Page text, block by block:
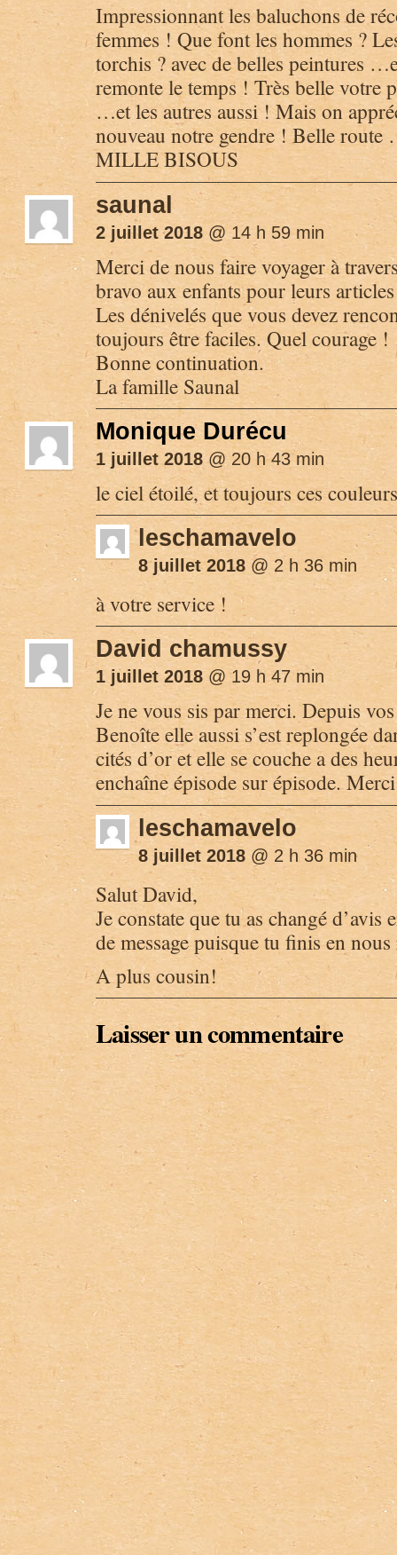
Impressionnant les baluchons de
femmes ! Que font les hommes ?
torchis ? avec de belles peintures
remonte le temps ! Très belle votre
…et les autres aussi ! Mais on
nouveau notre gendre ! Belle
MILLE BISOUS
saunal
2 juillet 2018 @ 14 h 59 min
Merci de nous faire voyager à
bravo aux enfants pour leurs
Les dénivelés que vous devez
toujours être faciles. Quel courage !
Bonne continuation.
La famille Saunal
Monique Durécu
1 juillet 2018@ 20 h 43 min
le ciel étoilé, et toujours ces
leschamavelo
8 juillet 2018 @ 2 h 36 min
à votre service !
David chamussy
1 juillet 2018 @ 19 h 47 min
Je ne vous sis par merci. Depuis
Benoîte elle aussi s’est replongée
cités d’or et elle se couche a des
enchaîne épisode sur épisode.
leschamavelo
8 juillet 2018 @ 2 h 36 min
Salut David,
Je constate que tu as changé d’avis
de message puisque tu finis en
A plus cousin!
Laisser un commentaire